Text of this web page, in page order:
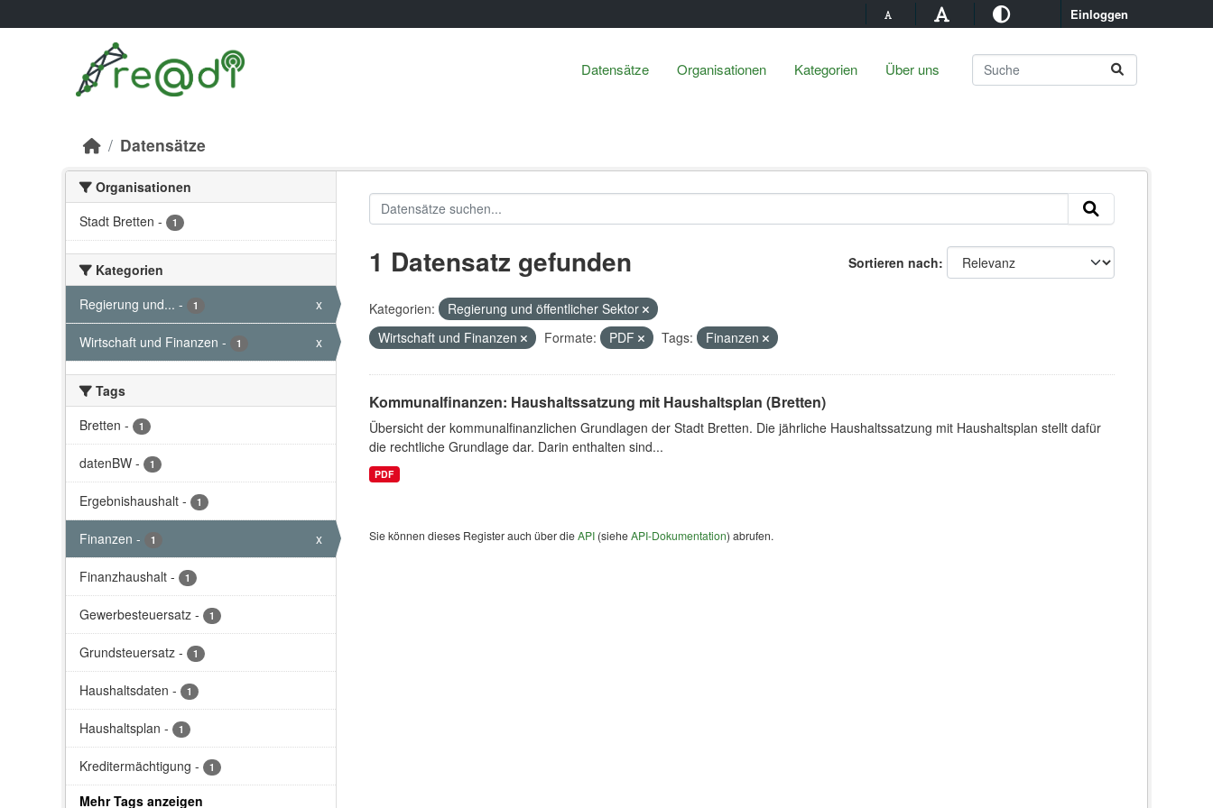
Einloggen
Datensätze Organisationen Kategorien Über uns
Datensätze
Organisationen
Stadt Bretten - 1
Kategorien
Regierung und... - 1 x
Wirtschaft und Finanzen - 1 x
Tags
Bretten - 1
datenBW - 1
Ergebnishaushalt - 1
Finanzen - 1 x
Finanzhaushalt - 1
Gewerbesteuersatz - 1
Grundsteuersatz - 1
Haushaltsdaten - 1
Haushaltsplan - 1
Kreditermächtigung - 1
Mehr Tags anzeigen
Sortieren nach
1 Datensatz gefunden
Kategorien:
Regierung und öffentlicher Sektor
Wirtschaft und Finanzen
Formate: PDF Tags: Finanzen
Kommunalfinanzen: Haushaltssatzung mit Haushaltsplan (Bretten)
Übersicht der kommunalfinanzlichen Grundlagen der Stadt Bretten. Die jährliche Haushaltssatzung mit Haushaltsplan stellt dafür
die rechtliche Grundlage dar. Darin enthalten sind...
PDF
Sie können dieses Register auch über dieAPI(sieheAPI-Dokumentation) abrufen.